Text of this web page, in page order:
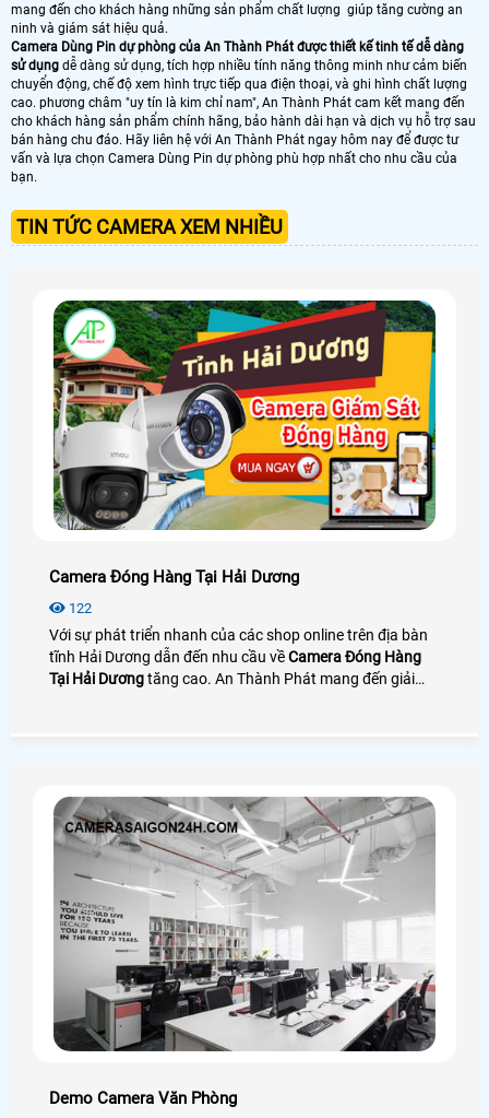
mang đến cho khách hàng những sản phẩm chất lượng giúp tăng cường an
ninh và giám sát hiệu quả.
Camera Dùng Pin dự phòng của An Thành Phát được thiết kế tinh tế dễ dàng
sử dụng dễ dàng sử dụng, tích hợp nhiều tính năng thông minh như cảm biến
chuyển động, chế độ xem hình trực tiếp qua điện thoại, và ghi hình chất lượng
cao. phương châm "uy tín là kim chỉ nam", An Thành Phát cam kết mang đến
cho khách hàng sản phẩm chính hãng, bảo hành dài hạn và dịch vụ hỗ trợ sau
bán hàng chu đáo. Hãy liên hệ với An Thành Phát ngay hôm nay để được tư
vấn và lựa chọn Camera Dùng Pin dự phòng phù hợp nhất cho nhu cầu của
bạn.
TIN TỨC CAMERA XEM NHIỀU
Camera Đóng Hàng Tại Hải Dương
122
Với sự phát triển nhanh của các shop online trên địa bàn
tĩnh Hải Dương dẫn đến nhu cầu vềCamera Đóng Hàng
Tại Hải Dươngtăng cao. An Thành Phát mang đến giải
Demo Camera Văn Phòng